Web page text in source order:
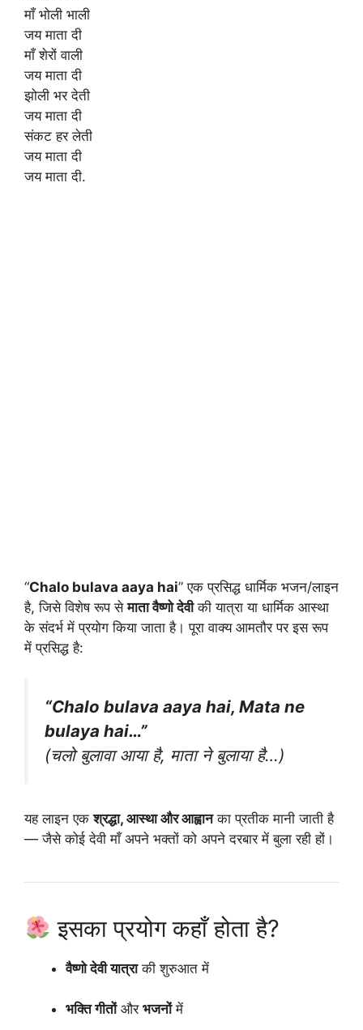
माँ भोली भाली
जय माता दी
माँ शेरों वाली
जय माता दी
झोली भर देती
जय माता दी
संकट हर लेती
जय माता दी
जय माता दी.
“Chalo bulava aaya hai” एक प्रसिद्ध धार्मिक भजन/लाइन
है, जिसे विशेष रूप सेमाता वैष्णो देवीकी यात्रा या धार्मिक आस्था
के संदर्भ में प्रयोग किया जाता है। पूरा वाक्य आमतौर पर इस रूप
में प्रसिद्ध है:
“Chalo bulava aaya hai, Mata ne
bulaya hai…”
(चलो बुलावा आया है, माता ने बुलाया है…)
यह लाइन एकश्रद्धा, आस्था और आह्वानका प्रतीक मानी जाती है
— जैसे कोई देवी माँ अपने भक्तों को अपने दरबार में बुला रही हों।
इसका प्रयोग कहाँ होता है?
वैष्णो देवी यात्राकी शुरुआत में
भक्ति गीतोंऔर भजनोंमें